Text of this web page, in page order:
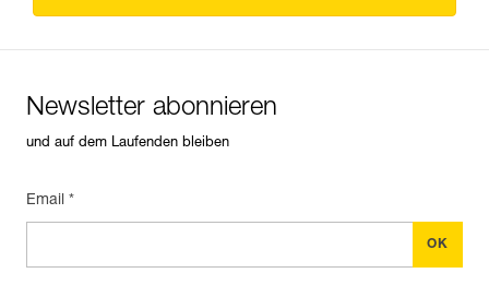
Newsletter abonnieren
und auf dem Laufenden bleiben
Email *